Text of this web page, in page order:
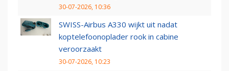
30-07-2026, 10:36
SWISS-Airbus A330 wijkt uit nadat
koptelefoonoplader rook in cabine
veroorzaakt
30-07-2026, 10:23